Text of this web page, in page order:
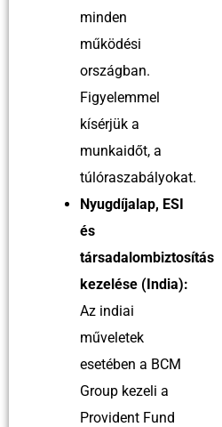
minden
működési
országban.
Figyelemmel
kísérjük a
munkaidőt, a
túlóraszabályokat.
Nyugdíjalap, ESI
és
társadalombiztosítás
kezelése (India):
Az indiai
műveletek
esetében a BCM
Group kezeli a
Provident Fund